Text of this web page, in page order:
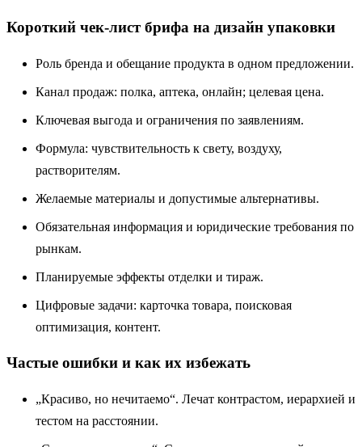
Короткий чек‑лист брифа на дизайн упаковки
Роль бренда и обещание продукта в одном предложении.
Канал продаж: полка, аптека, онлайн; целевая цена.
Ключевая выгода и ограничения по заявлениям.
Формула: чувствительность к свету, воздуху,
растворителям.
Желаемые материалы и допустимые альтернативы.
Обязательная информация и юридические требования по
рынкам.
Планируемые эффекты отделки и тираж.
Цифровые задачи: карточка товара, поисковая
оптимизация, контент.
Частые ошибки и как их избежать
„Красиво, но нечитаемо“. Лечат контрастом, иерархией и
тестом на расстоянии.